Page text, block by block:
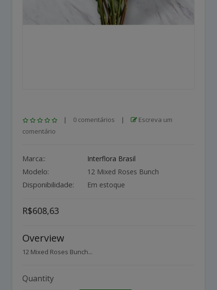
| 0 comentários |
Escreva um
comentário
Marca:: Interflora Brasil
Modelo: 12 Mixed Roses Bunch
Disponibilidade: Em estoque
R$608,63
Overview
12 Mixed Roses Bunch...
Quantity